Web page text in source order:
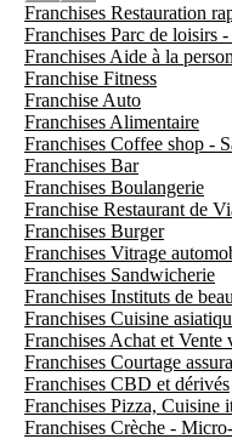
Franchises Restauration
Franchises Parc de loisirs -
Franchises Aide à la
Franchise Fitness
Franchise Auto
Franchises Alimentaire
Franchises Coffee shop -
Franchises Bar
Franchises Boulangerie
Franchise Restaurant de
Franchises Burger
Franchises Vitrage
Franchises Sandwicherie
Franchises Instituts de
Franchises Cuisine
Franchises Achat et Vente
Franchises Courtage
Franchises CBD et dérivés
Franchises Pizza, Cuisine
Franchises Crèche -